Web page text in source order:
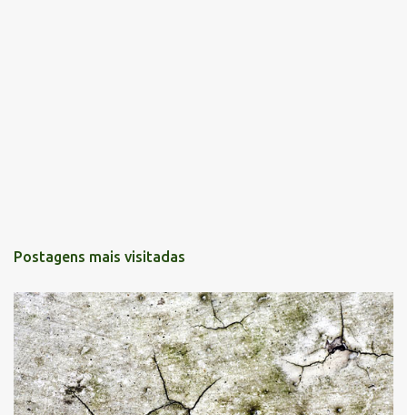
Postagens mais visitadas